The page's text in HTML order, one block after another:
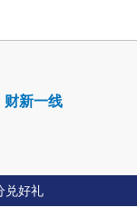
财新一线
兑好礼